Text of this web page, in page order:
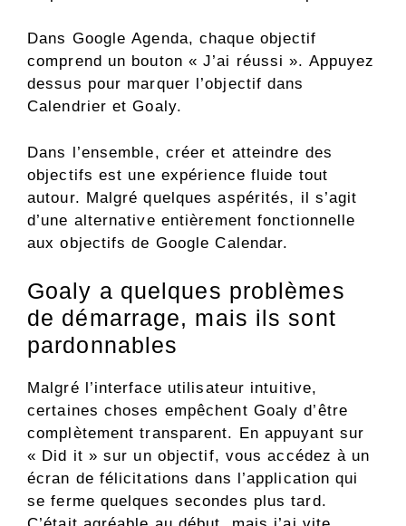
Dans Google Agenda, chaque objectif
comprend un bouton « J’ai réussi ». Appuyez
dessus pour marquer l’objectif dans
Calendrier et Goaly.
Dans l’ensemble, créer et atteindre des
objectifs est une expérience fluide tout
autour. Malgré quelques aspérités, il s’agit
d’une alternative entièrement fonctionnelle
aux objectifs de Google Calendar.
Goaly a quelques problèmes
de démarrage, mais ils sont
pardonnables
Malgré l’interface utilisateur intuitive,
certaines choses empêchent Goaly d’être
complètement transparent. En appuyant sur
« Did it » sur un objectif, vous accédez à un
écran de félicitations dans l’application qui
se ferme quelques secondes plus tard.